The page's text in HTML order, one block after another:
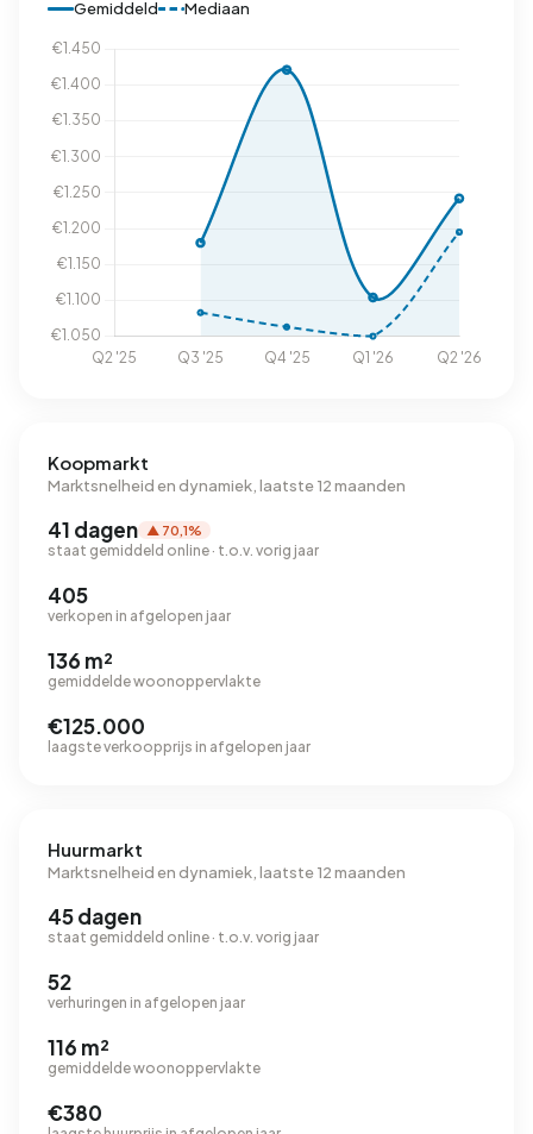
Gemiddeld Mediaan
Koopmarkt
Marktsnelheid en dynamiek, laatste 12 maanden
41 dagen ▲ 70,1%
staat gemiddeld online · t.o.v. vorig jaar
405
verkopen in afgelopen jaar
136 m²
gemiddelde woonoppervlakte
€125.000
laagste verkoopprijs in afgelopen jaar
Huurmarkt
Marktsnelheid en dynamiek, laatste 12 maanden
45 dagen
staat gemiddeld online · t.o.v. vorig jaar
52
verhuringen in afgelopen jaar
116 m²
gemiddelde woonoppervlakte
€380